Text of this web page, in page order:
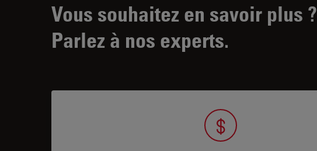
Vous souhaitez en savoir plus ?
Parlez à nos experts.